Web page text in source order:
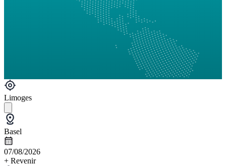
Limoges
Basel
07/08/2026
+ Revenir